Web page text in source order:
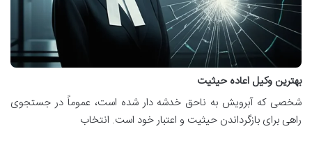
بهترین وکیل اعاده حیثیت
شخصی که آبرویش به ناحق خدشه دار شده است، عموماً در جستجوی
راهی برای بازگرداندن حیثیت و اعتبار خود است. انتخاب